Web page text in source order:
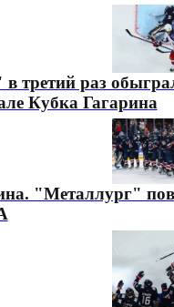
третий раз
Кубка Гагарина
"Металлург"